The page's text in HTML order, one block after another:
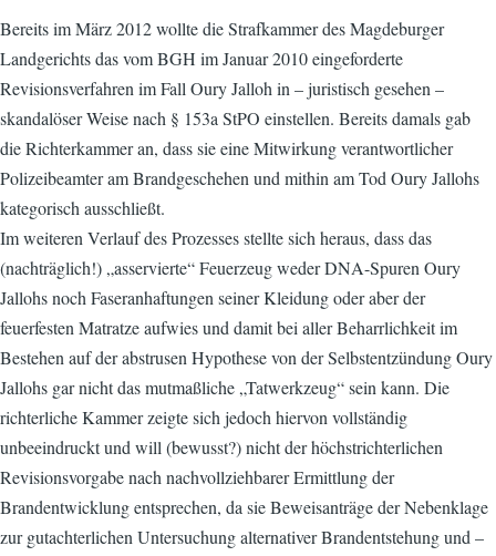
Bereits im März 2012 wollte die Strafkammer des Magdeburger
Landgerichts das vom BGH im Januar 2010 eingeforderte
Revisionsverfahren im Fall Oury Jalloh in – juristisch gesehen –
skandalöser Weise nach § 153a StPO einstellen. Bereits damals gab
die Richterkammer an, dass sie eine Mitwirkung verantwortlicher
Polizeibeamter am Brandgeschehen und mithin am Tod Oury Jallohs
kategorisch ausschließt.
Im weiteren Verlauf des Prozesses stellte sich heraus, dass das
(nachträglich!) „asservierte“ Feuerzeug weder DNA-Spuren Oury
Jallohs noch Faseranhaftungen seiner Kleidung oder aber der
feuerfesten Matratze aufwies und damit bei aller Beharrlichkeit im
Bestehen auf der abstrusen Hypothese von der Selbstentzündung Oury
Jallohs gar nicht das mutmaßliche „Tatwerkzeug“ sein kann. Die
richterliche Kammer zeigte sich jedoch hiervon vollständig
unbeeindruckt und will (bewusst?) nicht der höchstrichterlichen
Revisionsvorgabe nach nachvollziehbarer Ermittlung der
Brandentwicklung entsprechen, da sie Beweisanträge der Nebenklage
zur gutachterlichen Untersuchung alternativer Brandentstehung und –